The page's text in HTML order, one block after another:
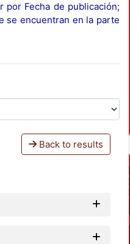
por Fecha de publicación;
se encuentran en la parte
Back to results